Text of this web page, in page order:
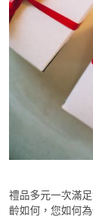
禮品多元一次滿
齡如何，您如何